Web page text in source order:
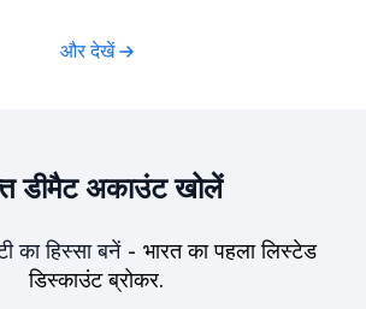
और देखें
डीमैट अकाउंट खोलें
का हिस्सा बनें - भारत का पहला लिस्टेड
डिस्काउंट ब्रोकर.